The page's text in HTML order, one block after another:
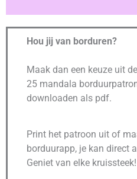
E
E
D
I
5
Hou jij van borduren?
Maak dan een keuze uit
25 mandala
downloaden als pdf.
Print het patroon uit of
borduurapp, je kan direct
Geniet van elke kruissteek!